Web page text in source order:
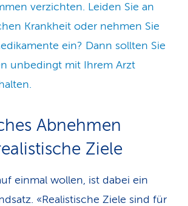
verzichten. Leiden Sie an
Krankheit oder nehmen Sie
ein? Dann sollten Sie
unbedingt mit Ihrem Arzt
Abnehmen
Ziele
einmal wollen, ist dabei ein
«Realistische Ziele sind für